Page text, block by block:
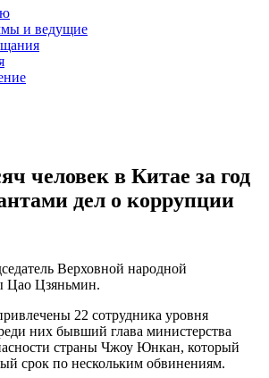
и ведущие
человек в Китае за год
дел о коррупции
Верховной народной
Цао Цзяньмин.
22 сотрудника уровня
них бывший глава министерства
страны Чжоу Юнкан, который
срок по нескольким обвинениям.